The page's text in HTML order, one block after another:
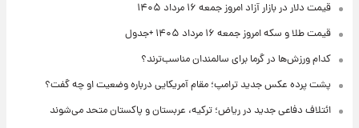
قیمت دلار در بازار آزاد امروز جمعه ۱۶ مرداد ۱۴۰۵
قیمت طلا و سکه امروز جمعه ۱۶ مرداد ۱۴۰۵ +جدول
کدام ورزش‌ها در گرما برای سالمندان مناسب‌ترند؟
پشت پرده عکس جدید ترامپ؛ مقام آمریکایی درباره وضعیت او چه گفت؟
ائتلاف دفاعی جدید در ریاض؛ ترکیه، عربستان و پاکستان متحد می‌شوند